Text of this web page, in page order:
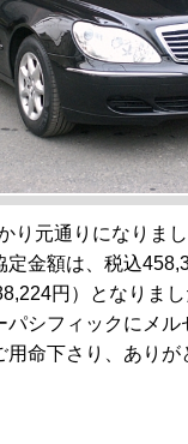
り元通りになりまし
定金額は、税込
円）となりまし
パシフィックにメ
用命下さり、ありが